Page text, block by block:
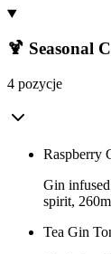
🍹 Seasonal
4 pozycje
Raspberry
Gin
spirit,
Tea Gin